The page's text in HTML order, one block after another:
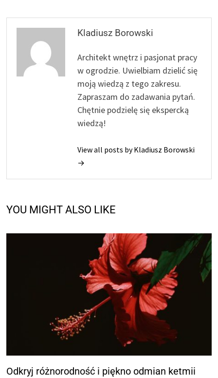
Kladiusz Borowski
Architekt wnętrz i pasjonat pracy
w ogrodzie. Uwielbiam dzielić się
moją wiedzą z tego zakresu.
Zapraszam do zadawania pytań.
Chętnie podzielę się ekspercką
wiedzą!
View all posts by Kladiusz Borowski
→
YOU MIGHT ALSO LIKE
Odkryj różnorodność i piękno odmian ketmii